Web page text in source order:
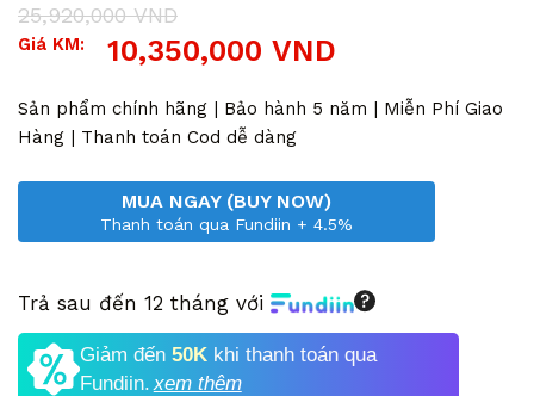
25,920,000VND
Giá
25,920,000 VND.
10,350,000 VND
Giá
là:
10,350,000 VND.
Giá KM:
Sản phẩm chính hãng | Bảo hành 5 năm | Miễn Phí Giao
Hàng | Thanh toán Cod dễ dàng
MUA NGAY (BUY NOW)
Thanh toán qua Fundiin + 4.5%
Trả sau đến 12 tháng với
Giảm đến 50K khi thanh toán qua
Fundiin.xem thêm